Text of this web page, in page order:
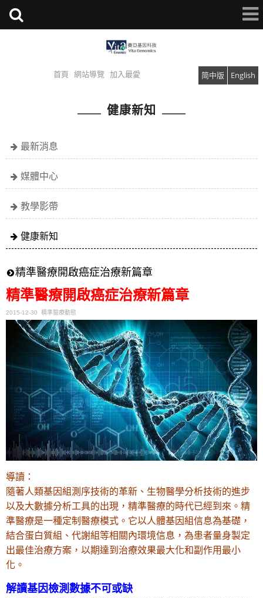
首頁 網站導覽 加入最愛 简中版 English
健康新知
最新消息
媒體中心
教學影帶
健康新知
精準醫療開啟癌症治療新篇章
精準醫療開啟癌症治療新篇章
2015-12-30 精準醫療動態
導讀：
隨著人類基因組測序技術的革新、生物醫學分析技術的進步
以及大數據分析工具的出現，精準醫療的時代已經到來。精
準醫療是一種定制醫療模式。它以人體基因組信息為基礎，
結合蛋白質組、代謝組等相關內環境信息，為患者量身製定
出最佳治療方案，以期達到治療效果最大化和副作用最小
化。
解讀基因檢測數據不可或缺